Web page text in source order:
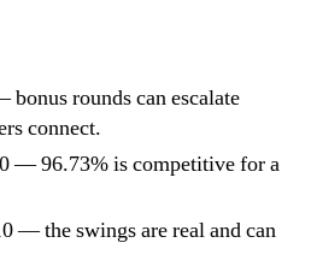
rounds can escalate
connect.
— 96.73% is competitive for a
— the swings are real and can